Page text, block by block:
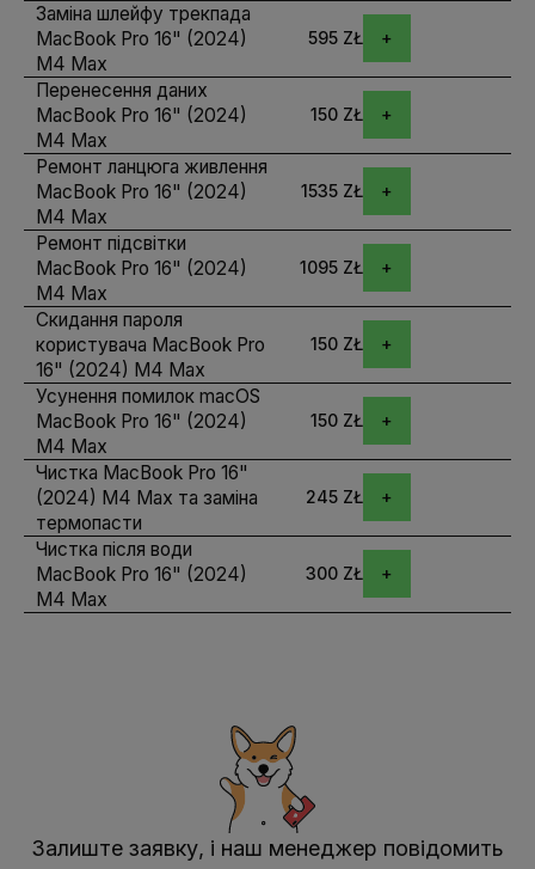
Заміна шлейфу трекпада
MacBook Pro 16" (2024)
M4 Max
595 ZŁ
Перенесення даних
MacBook Pro 16" (2024)
M4 Max
150 ZŁ
Ремонт ланцюга живлення
MacBook Pro 16" (2024)
M4 Max
1535 ZŁ
Ремонт підсвітки
MacBook Pro 16" (2024)
M4 Max
1095 ZŁ
Скидання пароля
користувача MacBook Pro
16" (2024) M4 Max
150 ZŁ
Усунення помилок macOS
MacBook Pro 16" (2024)
M4 Max
150 ZŁ
Чистка MacBook Pro 16"
(2024) M4 Max та заміна
термопасти
245 ZŁ
Чистка після води
MacBook Pro 16" (2024)
M4 Max
300 ZŁ
Залиште заявку, і наш менеджер повідомить